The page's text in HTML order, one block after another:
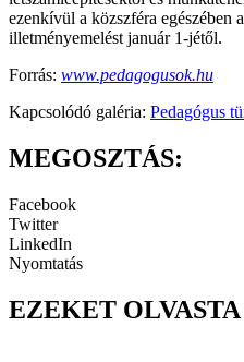
ezenkívül a közszféra egészében
illetményemelést január 1-jétől.
Forrás: www.pedagogusok.hu
Kapcsolódó galéria: Pedagógus
MEGOSZTÁS:
Facebook
Twitter
LinkedIn
Nyomtatás
EZEKET